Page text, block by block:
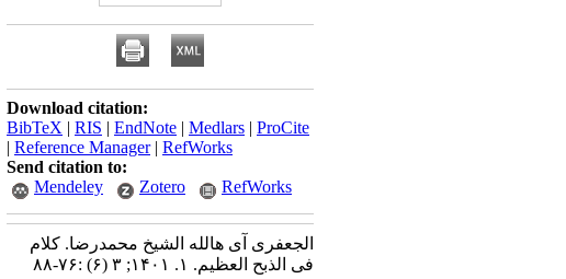
Download citation:
BibTeX | RIS | EndNote | Medlars | ProCite
| Reference Manager| RefWorks
Send citation to:
Mendeley
Zotero RefWorks
الجعفری آی هالله الشیخ محمدرضا. کلام
فی الذبح العظیم. ۱. ۱۴۰۱; ۳ (۶) :۷۶-۸۸